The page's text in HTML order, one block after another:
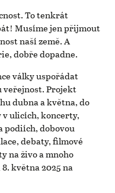
To tenkrát
Musíme jen přijmout
naší země. A
dobře dopadne.
války uspořádat
Projekt
dubna a května, do
v ulicích, koncerty,
podiích, dobovou
debaty, filmové
na živo a mnoho
května 2025 na